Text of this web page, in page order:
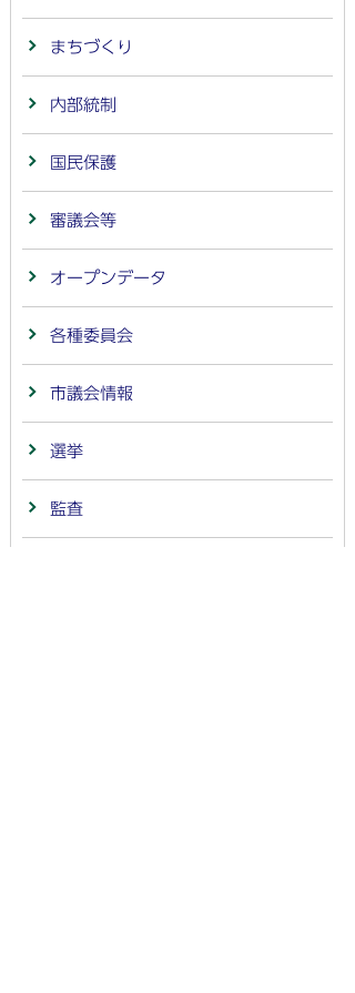
まちづくり
内部統制
国民保護
審議会等
オープンデータ
各種委員会
市議会情報
選挙
監査